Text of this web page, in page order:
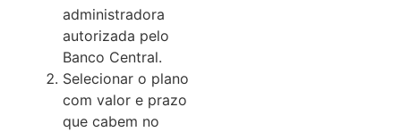
administradora
autorizada pelo
Banco Central.
Selecionar o plano
com valor e prazo
que cabem no